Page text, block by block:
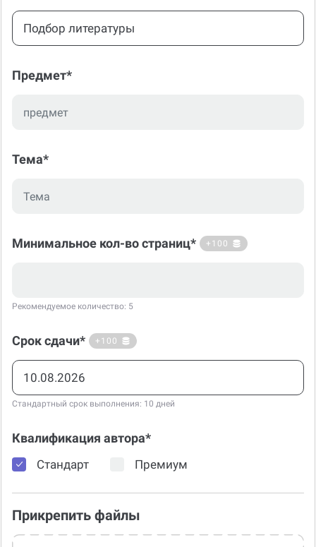
Подбор литературы
Предмет*
Тема*
Минимальное кол-во страниц* +100
Рекомендуемое количество: 5
Срок сдачи* +100
Стандартный срок выполнения: 10 дней
Квалификация автора*
Стандарт Премиум
Прикрепить файлы